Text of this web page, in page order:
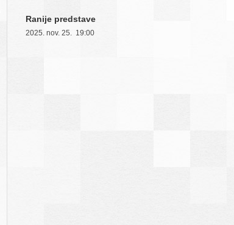
Ranije predstave
2025. nov. 25. 19:00